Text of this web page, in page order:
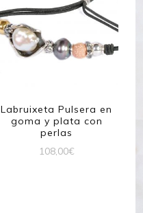
Labruixeta Pulsera en
goma y plata con
perlas
108,00€